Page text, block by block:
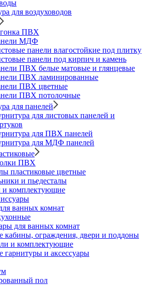
для воздуховодов
ПВХ
МДФ
панели влагостойкие под плитку
панели под кирпич и камень
ПВХ белые матовые и глянцевые
ПВХ ламинированные
ПВХ цветные
ПВХ потолочные
для панелей
для листовых панелей и
для ПВХ панелей
для МДФ панелей
ПВХ
пластиковые цветные
и пьедесталы
и комплектующие
ванных комнат
для ванных комнат
кабины, ограждения, двери и поддоны
и комплектующие
гарнитуры и аксессуары
пол